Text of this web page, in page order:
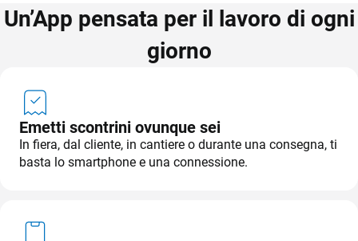
TeamSystem Store
Un’App pensata per il lavoro di ogni
giorno
Emetti scontrini ovunque sei
In fiera, dal cliente, in cantiere o durante una consegna, ti
basta lo smartphone e una connessione.